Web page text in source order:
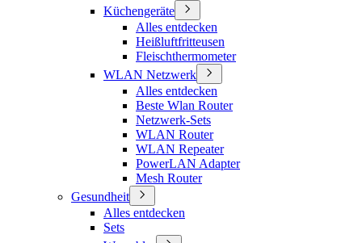
Küchengeräte
Alles entdecken
Heißluftfritteusen
Fleischthermometer
WLAN Netzwerk
Alles entdecken
Beste Wlan Router
Netzwerk-Sets
WLAN Router
WLAN Repeater
PowerLAN Adapter
Mesh Router
Gesundheit
Alles entdecken
Sets